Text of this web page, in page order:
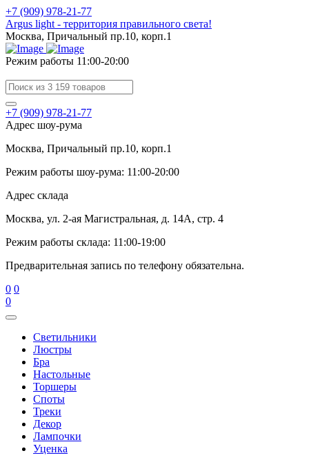
+7 (909) 978-21-77
Argus light - территория правильного света!
Москва, Причальный пр.10, корп.1
Режим работы 11:00-20:00
+7 (909) 978-21-77
Адрес шоу-рума
Москва, Причальный пр.10, корп.1
Режим работы шоу-рума: 11:00-20:00
Адрес склада
Москва, ул. 2-ая Магистральная, д. 14А, стр. 4
Режим работы склада: 11:00-19:00
Предварительная запись по телефону обязательна.
0 0
0
Cветильники
Люстры
Бра
Настольные
Торшеры
Споты
Треки
Декор
Лампочки
Уценка